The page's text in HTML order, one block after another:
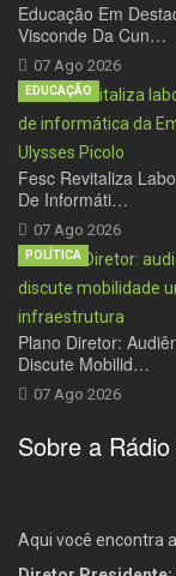
Educação Em
Visconde Da Cun…
07 Ago 2026
Fesc Revitaliza
De Informáti…
07 Ago 2026
EDUCAÇÃO
Plano Diretor:
Discute Mobilid…
07 Ago 2026
POLÍTICA
Sobre a
Aqui você encontra